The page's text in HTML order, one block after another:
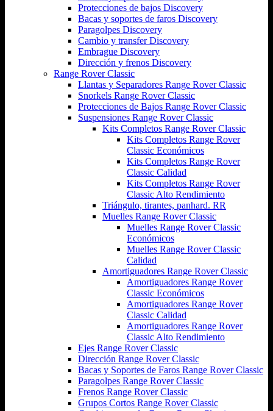
Protecciones de bajos Discovery
Bacas y soportes de faros Discovery
Paragolpes Discovery
Cambio y transfer Discovery
Embrague Discovery
Dirección y frenos Discovery
Range Rover Classic
Llantas y Separadores Range Rover Classic
Snorkels Range Rover Classic
Protecciones de Bajos Range Rover Classic
Suspensiones Range Rover Classic
Kits Completos Range Rover Classic
Kits Completos Range Rover
Classic Económicos
Kits Completos Range Rover
Classic Calidad
Kits Completos Range Rover
Classic Alto Rendimiento
Triángulo, tirantes, panhard. RR
Muelles Range Rover Classic
Muelles Range Rover Classic
Económicos
Muelles Range Rover Classic
Calidad
Amortiguadores Range Rover Classic
Amortiguadores Range Rover
Classic Económicos
Amortiguadores Range Rover
Classic Calidad
Amortiguadores Range Rover
Classic Alto Rendimiento
Ejes Range Rover Classic
Dirección Range Rover Classic
Bacas y Soportes de Faros Range Rover Classic
Paragolpes Range Rover Classic
Frenos Range Rover Classic
Grupos Cortos Range Rover Classic